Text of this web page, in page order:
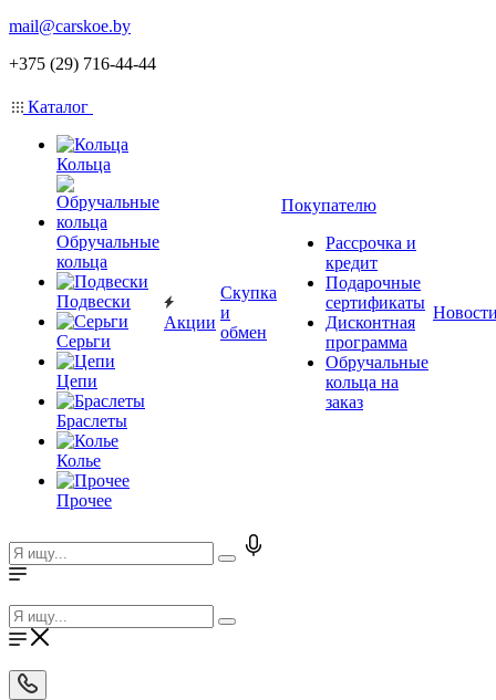
mail@carskoe.by
+375 (29) 716-44-44
Каталог
Кольца
Обручальные
кольца
Подвески
Серьги
Цепи
Браслеты
Колье
Прочее
Акции
Скупка
и
обмен
Покупателю
Рассрочка и
кредит
Подарочные
сертификаты
Дисконтная
программа
Обручальные
кольца на
заказ